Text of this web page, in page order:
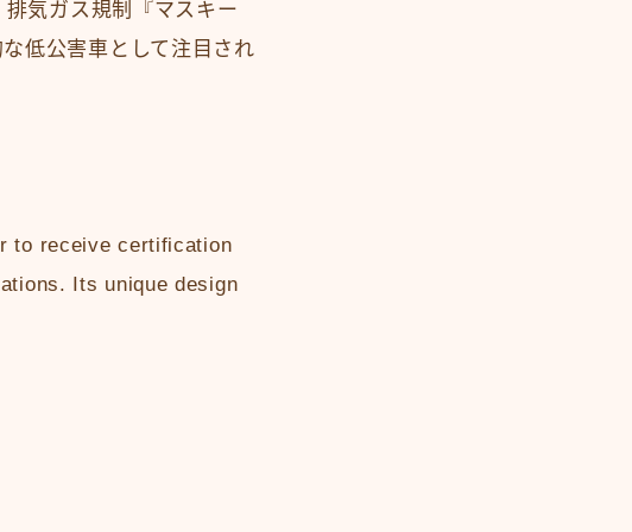
気ガス規制『マスキー
低公害車として注目され
to receive certification
Its unique design